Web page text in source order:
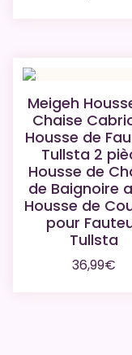
Meigeh
Chaise
Housse de
Tullsta 2
Housse de
de Baignoire
Housse de
pour
Tullsta
36,99€